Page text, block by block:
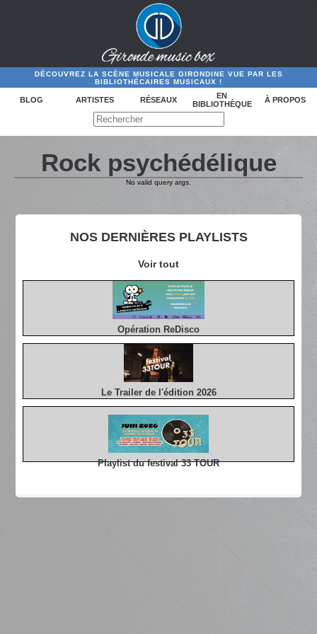
DÉCOUVREZ LA SCÈNE MUSICALE GIRONDINE VUE PAR LES
BIBLIOTHÉCAIRES MUSICAUX !
BLOG ARTISTES RÉSEAUX
EN
BIBLIOTHÈQUE
À PROPOS
NOS DERNIÈRES PLAYLISTS
Voir tout
Opération ReDisco
Le Trailer de l'édition 2026
Playlist du festival 33 TOUR
Rock psychédélique
No valid query args.